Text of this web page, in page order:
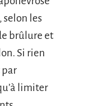
selon les
brûlure et
Si rien
par
limiter